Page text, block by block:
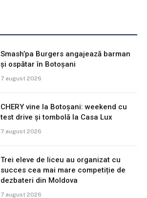
Smash’pa Burgers angajează barman
și ospătar în Botoșani
7 august 2026
CHERY vine la Botoșani: weekend cu
test drive și tombolă la Casa Lux
7 august 2026
Trei eleve de liceu au organizat cu
succes cea mai mare competiție de
dezbateri din Moldova
7 august 2026